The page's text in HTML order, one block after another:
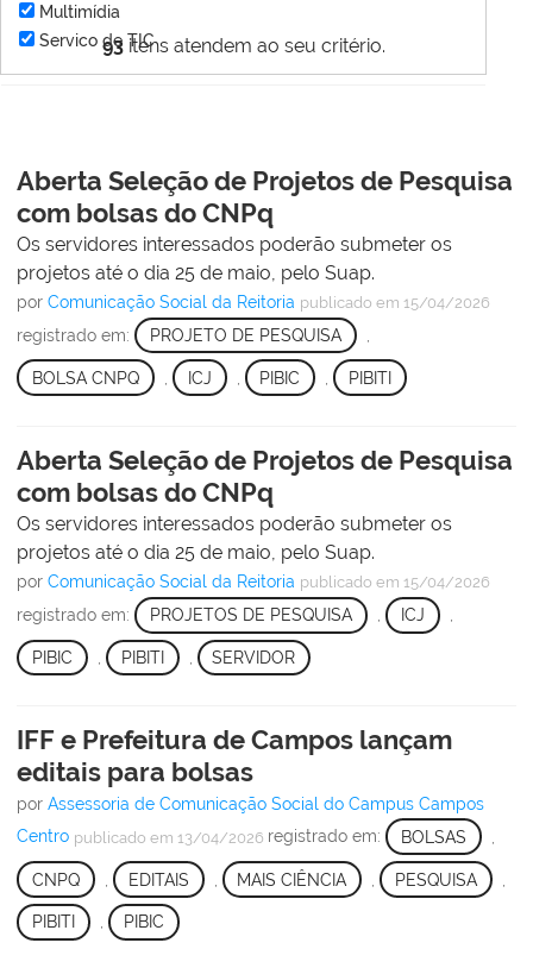
93itens atendem ao seu critério.
Multimídia
Servico de TIC
Aberta Seleção de Projetos de Pesquisa
com bolsas do CNPq
Os servidores interessados poderão submeter os
projetos até o dia 25 de maio, pelo Suap.
por Comunicação Social da Reitoria publicado em 15/04/2026
registrado em: PROJETO DE PESQUISA
BOLSA CNPQ ICJ PIBIC , PIBITI
Aberta Seleção de Projetos de Pesquisa
com bolsas do CNPq
Os servidores interessados poderão submeter os
projetos até o dia 25 de maio, pelo Suap.
por Comunicação Social da Reitoria publicado em 15/04/2026
registrado em: PROJETOS DE PESQUISA , ICJ ,
PIBIC PIBITI SERVIDOR
IFF e Prefeitura de Campos lançam
editais para bolsas
por Assessoria de Comunicação Social do Campus Campos
Centro publicado em 13/04/2026 registrado em: BOLSAS
CNPQ EDITAIS MAIS CIÊNCIA , PESQUISA
PIBITI , PIBIC